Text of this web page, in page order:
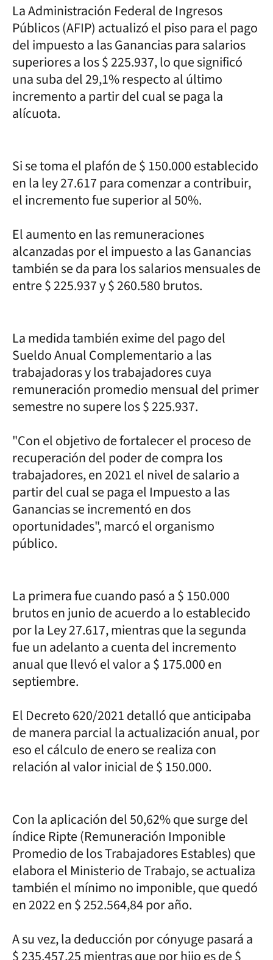
La Administración Federal de Ingresos
Públicos (AFIP) actualizó el piso para el pago
del impuesto a las Ganancias para salarios
superiores a los $ 225.937, lo que significó
una suba del 29,1% respecto al último
incremento a partir del cual se paga la
alícuota.
Si se toma el plafón de $ 150.000 establecido
en la ley 27.617 para comenzar a contribuir,
el incremento fue superior al 50%.
El aumento en las remuneraciones
alcanzadas por el impuesto a las Ganancias
también se da para los salarios mensuales de
entre $ 225.937 y $ 260.580 brutos.
La medida también exime del pago del
Sueldo Anual Complementario a las
trabajadoras y los trabajadores cuya
remuneración promedio mensual del primer
semestre no supere los $ 225.937.
"Con el objetivo de fortalecer el proceso de
recuperación del poder de compra los
trabajadores, en 2021 el nivel de salario a
partir del cual se paga el Impuesto a las
Ganancias se incrementó en dos
oportunidades", marcó el organismo
público.
La primera fue cuando pasó a $ 150.000
brutos en junio de acuerdo a lo establecido
por la Ley 27.617, mientras que la segunda
fue un adelanto a cuenta del incremento
anual que llevó el valor a $ 175.000 en
septiembre.
El Decreto 620/2021 detalló que anticipaba
de manera parcial la actualización anual, por
eso el cálculo de enero se realiza con
relación al valor inicial de $ 150.000.
Con la aplicación del 50,62% que surge del
índice Ripte (Remuneración Imponible
Promedio de los Trabajadores Estables) que
elabora el Ministerio de Trabajo, se actualiza
también el mínimo no imponible, que quedó
en 2022 en $ 252.564,84 por año.
A su vez, la deducción por cónyuge pasará a